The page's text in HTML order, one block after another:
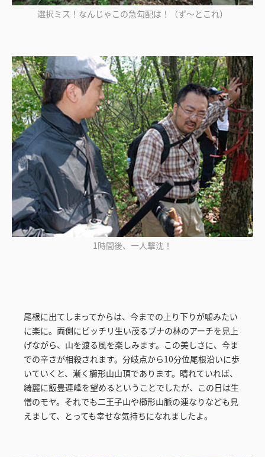
選択ミス！なんじゃこの急勾配は！（ず～とこれ）
1時間後、一人撃沈！
尾根に出てしまってからは、今までの上り下りが嘘みたい
に楽に。両側にビッチリ生い茂るブナの林のアーチを見上
げながら、山を渡る風を楽しみます。この美しさに、今ま
での辛さが相殺されます。分岐点から10分位尾根沿いに歩
いていくと、漸く櫛形山山頂であります。晴れていれば、
綺麗に飯豊連峰を望めるということでしたが、この日は生
憎のモヤ。それでも二王子山や櫛形山脈の連なりなども見
えまして、とっても幸せな気持ちになれましたよ。